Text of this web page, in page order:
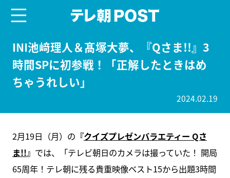
INI池﨑理人＆髙塚大夢、『Qさま!!』3
時間SPに初参戦！「正解したときはめ
ちゃうれしい」
2024.02.19
2月19日（月）の 『クイズプレゼンバラエティー Qさ
ま!!』 では、「テレビ朝日のカメラは撮っていた！ 開局
65周年！テレ朝に残る貴重映像ベスト15から出題3時間